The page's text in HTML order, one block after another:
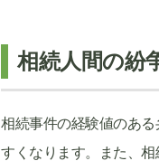
相続人間の紛
相続事件の経験値のあ
すくなります。また、